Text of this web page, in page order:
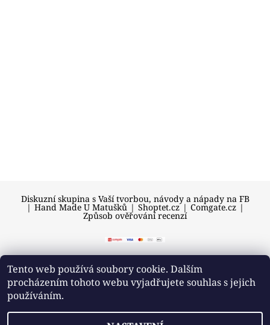
Diskuzní skupina s Vaší tvorbou, návody a nápady na FB
| Hand Made U Matušků | Shoptet.cz | Comgate.cz |
Způsob ověřování recenzí
2026 © U Matušků, všechna práva vyhrazena
Tento web používá soubory cookie. Dalším
procházením tohoto webu vyjadřujete souhlas s jejich
používáním.